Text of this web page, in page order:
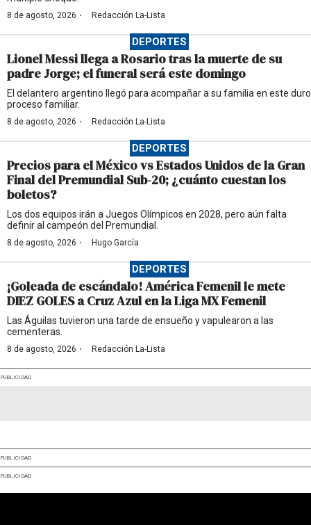
8 de agosto, 2026 · Redacción La-Lista
DEPORTES
Lionel Messi llega a Rosario tras la muerte de su
padre Jorge; el funeral será este domingo
El delantero argentino llegó para acompañar a su familia en este duro
proceso familiar.
8 de agosto, 2026 · Redacción La-Lista
DEPORTES
Precios para el México vs Estados Unidos de la Gran
Final del Premundial Sub-20; ¿cuánto cuestan los
boletos?
Los dos equipos irán a Juegos Olímpicos en 2028, pero aún falta
definir al campeón del Premundial.
8 de agosto, 2026 · Hugo García
DEPORTES
¡Goleada de escándalo! América Femenil le mete
DIEZ GOLES a Cruz Azul en la Liga MX Femenil
Las Águilas tuvieron una tarde de ensueño y vapulearon a las
cementeras.
8 de agosto, 2026 · Redacción La-Lista
PUBLICIDAD
PUBLICIDAD
PUBLICIDAD